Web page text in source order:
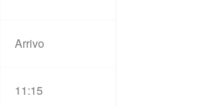
Arrivo
11:15